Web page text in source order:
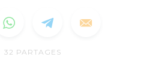
32 PARTAGES